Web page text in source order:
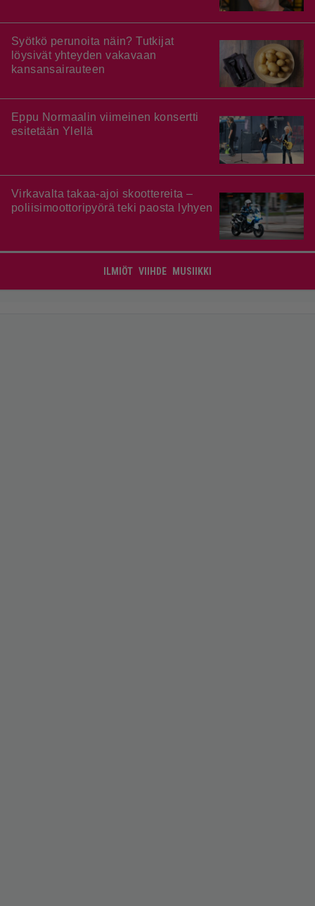
Syötkö perunoita näin? Tutkijat
löysivät yhteyden vakavaan
kansansairauteen
Eppu Normaalin viimeinen konsertti
esitetään Ylellä
Virkavalta takaa-ajoi skoottereita –
poliisimoottoripyörä teki paosta lyhyen
ILMIÖT VIIHDE MUSIIKKI